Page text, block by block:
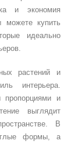
и экономия
можете купить
идеально
растений и
интерьера.
пропорциями и
выглядит
В
формы, а